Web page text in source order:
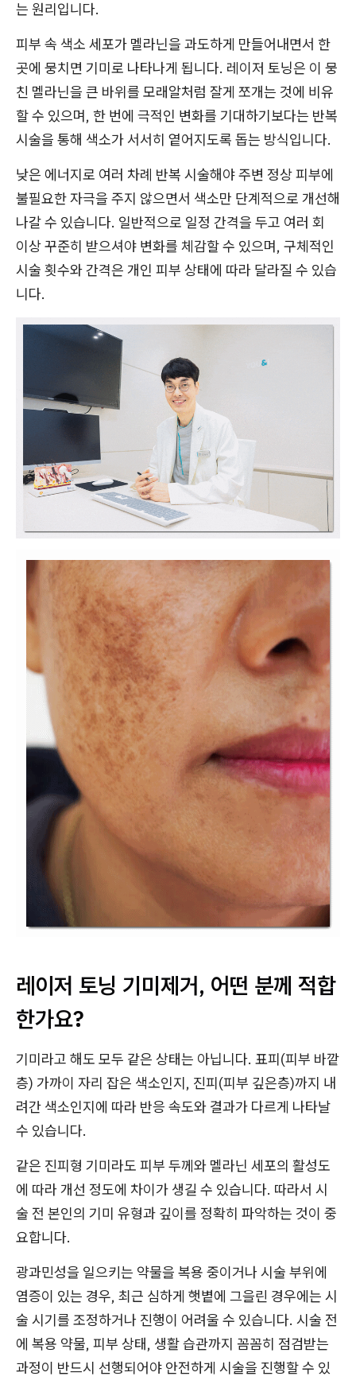
는 원리입니다.
피부 속 색소 세포가 멜라닌을 과도하게 만들어내면서 한
곳에 뭉치면 기미로 나타나게 됩니다. 레이저 토닝은 이 뭉
친 멜라닌을 큰 바위를 모래알처럼 잘게 쪼개는 것에 비유
할 수 있으며, 한 번에 극적인 변화를 기대하기보다는 반복
시술을 통해 색소가 서서히 옅어지도록 돕는 방식입니다.
낮은 에너지로 여러 차례 반복 시술해야 주변 정상 피부에
불필요한 자극을 주지 않으면서 색소만 단계적으로 개선해
나갈 수 있습니다. 일반적으로 일정 간격을 두고 여러 회
이상 꾸준히 받으셔야 변화를 체감할 수 있으며, 구체적인
시술 횟수와 간격은 개인 피부 상태에 따라 달라질 수 있습
니다.
레이저 토닝 기미제거, 어떤 분께 적합
한가요?
기미라고 해도 모두 같은 상태는 아닙니다. 표피(피부 바깥
층) 가까이 자리 잡은 색소인지, 진피(피부 깊은층)까지 내
려간 색소인지에 따라 반응 속도와 결과가 다르게 나타날
수 있습니다.
같은 진피형 기미라도 피부 두께와 멜라닌 세포의 활성도
에 따라 개선 정도에 차이가 생길 수 있습니다. 따라서 시
술 전 본인의 기미 유형과 깊이를 정확히 파악하는 것이 중
요합니다.
광과민성을 일으키는 약물을 복용 중이거나 시술 부위에
염증이 있는 경우, 최근 심하게 햇볕에 그을린 경우에는 시
술 시기를 조정하거나 진행이 어려울 수 있습니다. 시술 전
에 복용 약물, 피부 상태, 생활 습관까지 꼼꼼히 점검받는
과정이 반드시 선행되어야 안전하게 시술을 진행할 수 있